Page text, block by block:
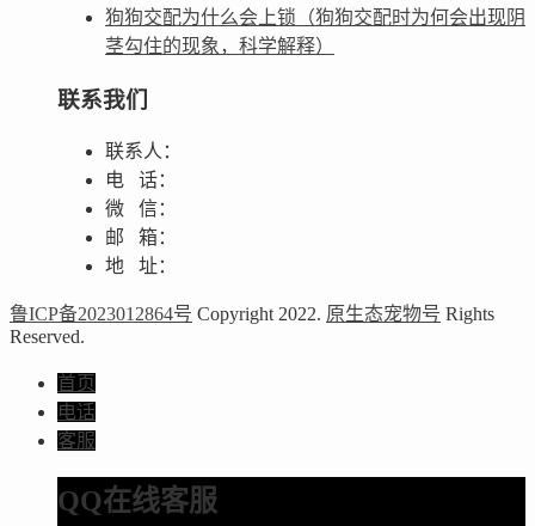
狗狗交配为什么会上锁（狗狗交配时为何会出现阴
茎勾住的现象，科学解释）
联系我们
联系人：
电 话：
微 信：
邮 箱：
地 址：
鲁ICP备2023012864号 Copyright 2022. 原生态宠物号 Rights
Reserved.
首页
电话
客服
QQ在线客服